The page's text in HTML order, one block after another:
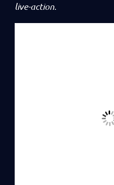
live-action